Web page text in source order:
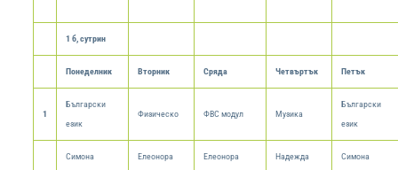
1 б, сутрин
Понеделник Вторник Сряда Четвъртък Петък
1
Български
език
Физическо ФВС модул Музика
Български
език
Симона
Елеонора
Елеонора
Надежда
Симона